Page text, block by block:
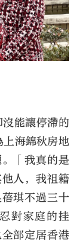
能讓停滯的
海錦秋房地
「我真的是
人，我祖籍
琪不過三十
對家庭的挂
部定居香港